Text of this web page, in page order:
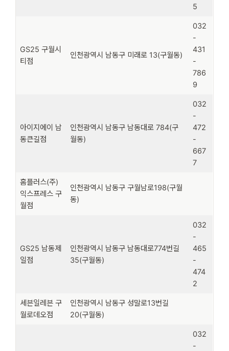
5
GS25 구월시
티점
인천광역시 남동구 미래로 13(구월동)
032
-
431
-
786
9
아이지에이 남
동큰길점
인천광역시 남동구 남동대로 784(구
월동)
032
-
472
-
667
7
홈플러스(주)
익스프레스 구
월점
인천광역시 남동구 구월남로198(구월
동)
GS25 남동제
일점
인천광역시 남동구 남동대로774번길
35(구월동)
032
-
465
-
474
2
세븐일레븐 구
월로데오점
인천광역시 남동구 성말로13번길
20(구월동)
032
-